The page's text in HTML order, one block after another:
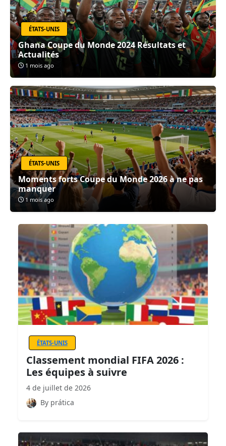
ÉTATS-UNIS
Ghana Coupe du Monde 2024 Résultats et
Actualités
1 mois ago
ÉTATS-UNIS
Moments forts Coupe du Monde 2026 à ne pas
manquer
1 mois ago
ÉTATS-UNIS
Classement mondial FIFA 2026 :
Les équipes à suivre
4 de juillet de 2026
By prática